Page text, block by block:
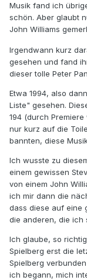
Musik fand ich
schön. Aber glaubt
John Williams
Irgendwann kurz
gesehen und fand
dieser tolle Peter
Etwa 1994, also
Liste" gesehen.
194 (durch
nur kurz auf die
bannten, diese
Ich wusste zu
einem gewissen
von einem John
ich mir dann die
dass diese auf eine
die anderen, die ich
Ich glaube, so
Spielberg erst die
Spielberg
ich begann, mich